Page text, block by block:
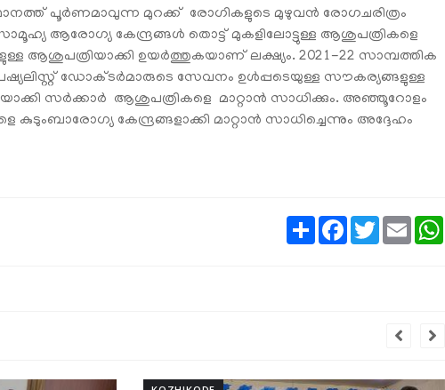
പൂര്‍ണമാവുന്ന മുറക്ക് രോഗികളുടെ മുഴുവന്‍ രോഗചരിത്രം
ആരോഗ്യ കേന്ദ്രങ്ങള്‍ തൊട്ട് മുകളിലോട്ടുള്ള ആശുപത്രികളെ
ആശുപത്രിയാക്കി ഉയര്‍ത്തുകയാണ് ലക്ഷ്യം. 2021-22 സാമ്പത്തിക
ഡോക്ടര്‍മാരുടെ സേവനം ഉള്‍പ്പടെയുള്ള സൗകര്യങ്ങളുള്ള
സര്‍ക്കാര്‍ ആശുപത്രികളെ മാറ്റാന്‍ സാധിക്കും. അഞ്ഞൂറോളം
കുടുംബാരോഗ്യ കേന്ദ്രങ്ങളാക്കി മാറ്റാന്‍ സാധിച്ചെന്നും അദ്ദേഹം
ShareFacebook
TwitterEmail